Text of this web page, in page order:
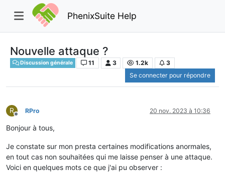
PhenixSuite Help
Nouvelle attaque ?
Discussion générale 11 3 1.2k
3
Se connecter pour répondre
R
Hors-ligne
RPro 20 nov. 2023 à 10:36
Bonjour à tous,
Je constate sur mon presta certaines modifications anormales,
en tout cas non souhaitées qui me laisse penser à une attaque.
Voici en quelques mots ce que j'ai pu observer :